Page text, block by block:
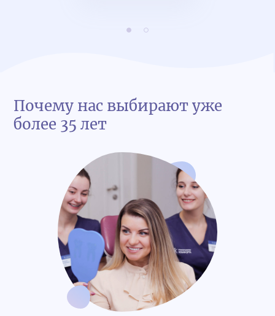
съёмный протез. Огромное
Почему нас выбирают уже
более 35 лет